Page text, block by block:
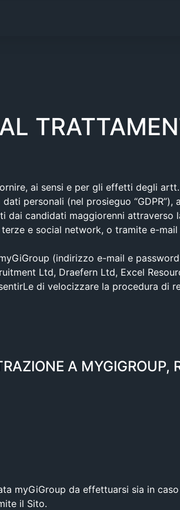
ai sensi e per gli effetti degli
personali (nel prosieguo
candidati maggiorenni attraverso
e social network, o tramite e-
(indirizzo e-mail e
Ltd, Draefern Ltd, Excel
di velocizzare la procedura di
A MYGIGROUP,
myGiGroup da effettuarsi sia in
il Sito.